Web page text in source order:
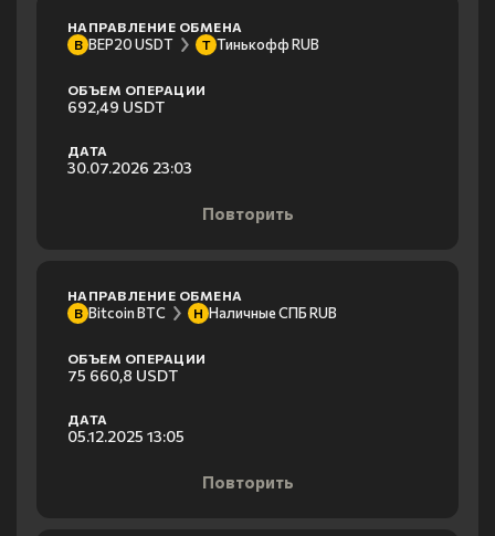
НАПРАВЛЕНИЕ ОБМЕНА
B BEP20 USDT Т Тинькофф RUB
ОБЪЕМ ОПЕРАЦИИ
692,49 USDT
ДАТА
30.07.2026 23:03
Повторить
НАПРАВЛЕНИЕ ОБМЕНА
B Bitcoin BTC Н Наличные СПБ RUB
ОБЪЕМ ОПЕРАЦИИ
75 660,8 USDT
ДАТА
05.12.2025 13:05
Повторить